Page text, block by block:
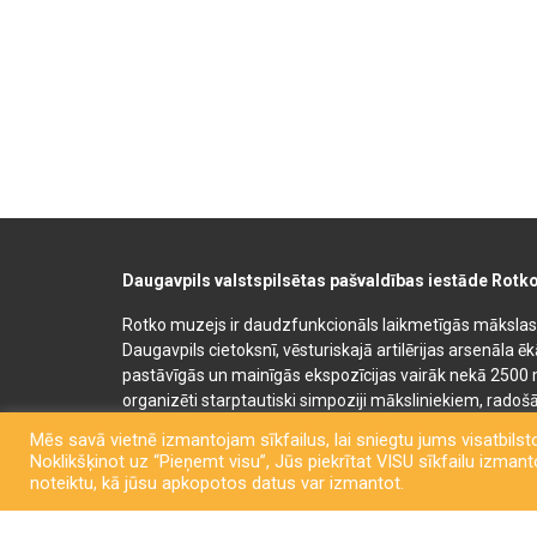
Daugavpils valstspilsētas pašvaldības iestāde
Rotko muzejs ir daudzfunkcionāls laikmetīgās
Daugavpils cietoksnī, vēsturiskajā artilērijas arsenāla
pastāvīgās un mainīgās ekspozīcijas vairāk nekā
organizēti starptautiski simpoziji māksliniekiem,
semināru un konferenču telpas. Rotko muzeja telpās
kafejnīca. Līdzās Rotko muzejam 2022. gadā tika
Mēs savā vietnē izmantojam sīkfailus, lai sniegtu jums
Noklikšķinot uz “Pieņemt visu”, Jūs piekrītat VISU sīkfailu
noteiktu, kā jūsu apkopotos datus var izmantot.